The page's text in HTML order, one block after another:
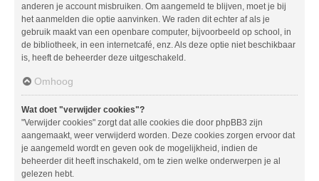
anderen je account misbruiken. Om aangemeld te blijven, moet je bij
het aanmelden die optie aanvinken. We raden dit echter af als je
gebruik maakt van een openbare computer, bijvoorbeeld op school, in
de bibliotheek, in een internetcafé, enz. Als deze optie niet beschikbaar
is, heeft de beheerder deze uitgeschakeld.
Omhoog
Wat doet "verwijder cookies"?
"Verwijder cookies" zorgt dat alle cookies die door phpBB3 zijn
aangemaakt, weer verwijderd worden. Deze cookies zorgen ervoor dat
je aangemeld wordt en geven ook de mogelijkheid, indien de
beheerder dit heeft inschakeld, om te zien welke onderwerpen je al
gelezen hebt.